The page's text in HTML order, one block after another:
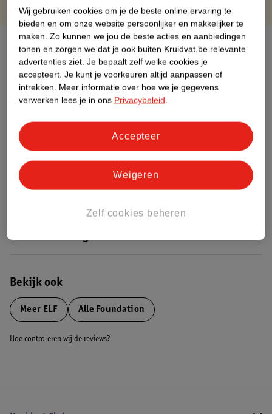
Over dit product
Productinformatie
Etiketinformatie
Nature Impact Score
Dit product heeft (nog) geen Nature
Impact Score.
Meer informatie
Bestel & Bezorginformatie
Bekijk ook
Meer ELF Alle Foundation
Hoe controleren wij de reviews?
Wij gebruiken cookies om je de beste online ervaring te
bieden en om onze website persoonlijker en makkelijker te
maken. Zo kunnen we jou de beste acties en aanbiedingen
tonen en zorgen we dat je ook buiten Kruidvat.be relevante
advertenties ziet. Je bepaalt zelf welke cookies je
accepteert. Je kunt je voorkeuren altijd aanpassen of
intrekken. Meer informatie over hoe we je gegevens
verwerken lees je in ons Privacybeleid.
Zelf cookies beheren
Weigeren
Accepteer